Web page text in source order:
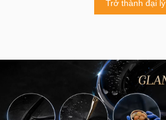
Trở thành đại lý